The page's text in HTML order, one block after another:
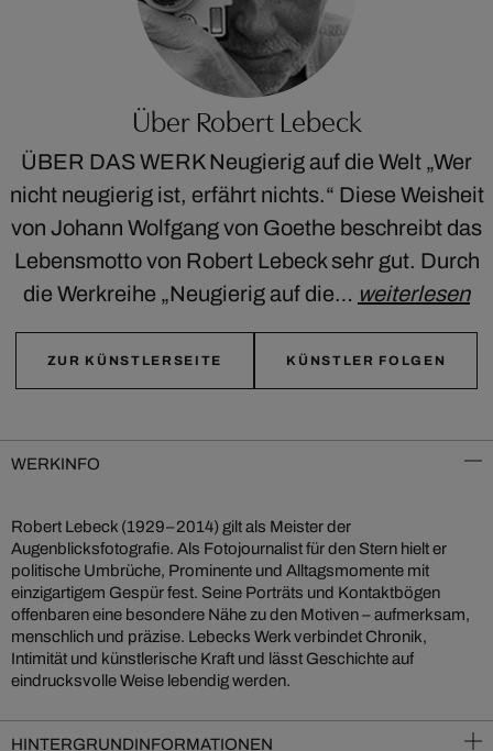
Über Robert Lebeck
ÜBER DAS WERK Neugierig auf die Welt „Wer
nicht neugierig ist, erfährt nichts.“ Diese Weisheit
von Johann Wolfgang von Goethe beschreibt das
Lebensmotto von Robert Lebeck sehr gut. Durch
die Werkreihe „Neugierig auf die… weiterlesen
ZUR KÜNSTLERSEITE KÜNSTLER FOLGEN
WERKINFO
Robert Lebeck (1929–2014) gilt als Meister der
Augenblicksfotografie. Als Fotojournalist für den Stern hielt er
politische Umbrüche, Prominente und Alltagsmomente mit
einzigartigem Gespür fest. Seine Porträts und Kontaktbögen
offenbaren eine besondere Nähe zu den Motiven – aufmerksam,
menschlich und präzise. Lebecks Werk verbindet Chronik,
Intimität und künstlerische Kraft und lässt Geschichte auf
eindrucksvolle Weise lebendig werden.
HINTERGRUNDINFORMATIONEN